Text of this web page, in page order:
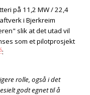
på 11,2 MW / 22,4
i Bjerkreim
slik at det utad vil
som et pilotprosjekt
:
rolle, også i det
godt egnet til å